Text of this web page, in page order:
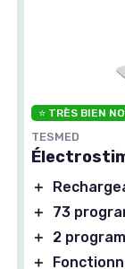
⭐ TRÈS BIEN
TESMED
＋
＋
73
＋
2
＋